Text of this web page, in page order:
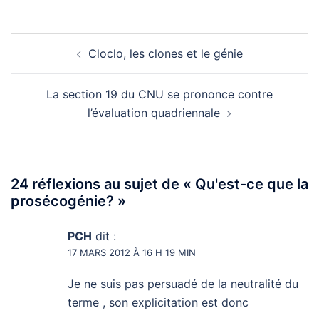
Cloclo, les clones et le génie
La section 19 du CNU se prononce contre
l’évaluation quadriennale
24 réflexions au sujet de « Qu'est-ce que la
prosécogénie? »
PCH dit :
17 MARS 2012 À 16 H 19 MIN
Je ne suis pas persuadé de la neutralité du
terme , son explicitation est donc